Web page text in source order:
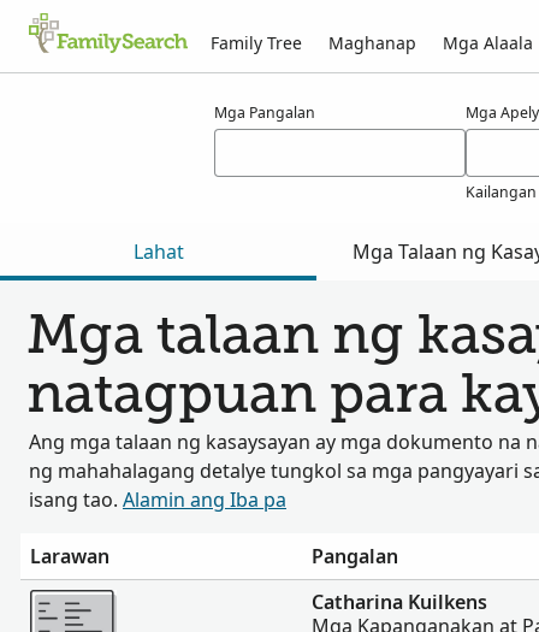
Family Tree Maghanap Mga Alaala
Mga Pangalan Mga
Kailangan
Lahat Mga Talaan ng
Mga talaan ng
natagpuan para
Ang mga talaan ng kasaysayan ay mga dokumento na
ng mahahalagang detalye tungkol sa mga pangyayari
isang tao. Alamin ang Iba pa
Larawan Pangalan
Magpakita ng mas marami
Catharina Kuilkens
Mga Kapanganakan at